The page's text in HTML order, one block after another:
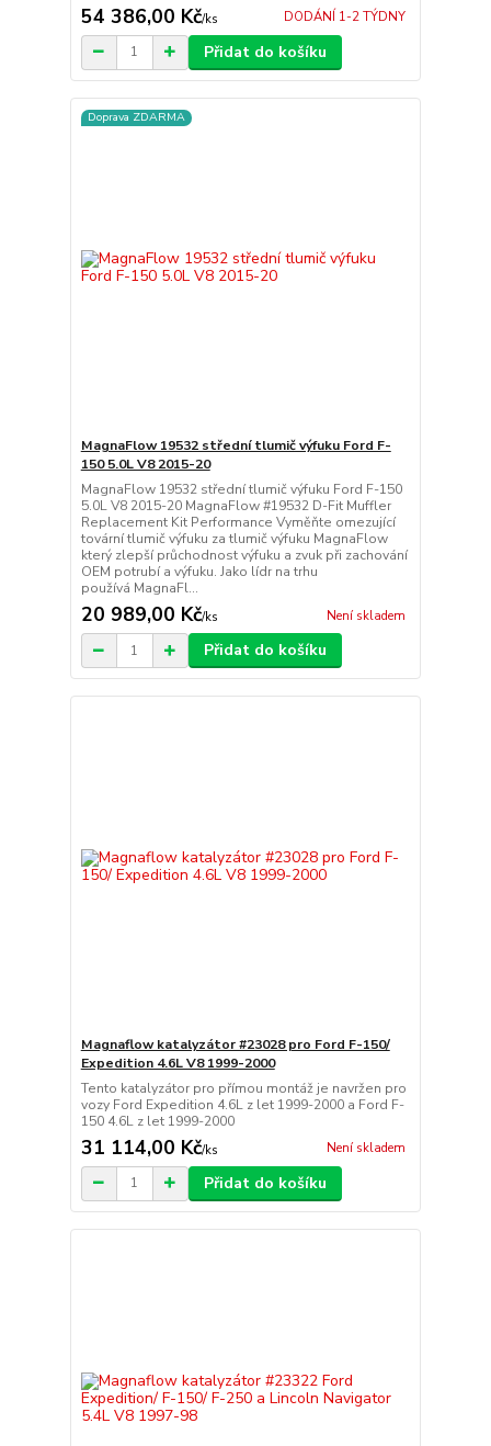
54 386,00 Kč/ks DODÁNÍ 1-2 TÝDNY
Přidat do košíku
Doprava ZDARMA
MagnaFlow 19532 střední tlumič výfuku Ford F-
150 5.0L V8 2015-20
MagnaFlow 19532 střední tlumič výfuku Ford F-150
5.0L V8 2015-20 MagnaFlow #19532 D-Fit Muffler
Replacement Kit Performance Vyměňte omezující
tovární tlumič výfuku za tlumič výfuku MagnaFlow
který zlepší průchodnost výfuku a zvuk při zachování
OEM potrubí a výfuku. Jako lídr na trhu
používá MagnaFl...
20 989,00 Kč/ks Není skladem
Přidat do košíku
Magnaflow katalyzátor #23028 pro Ford F-150/
Expedition 4.6L V8 1999-2000
Tento katalyzátor pro přímou montáž je navržen pro
vozy Ford Expedition 4.6L z let 1999-2000 a Ford F-
150 4.6L z let 1999-2000
31 114,00 Kč/ks Není skladem
Přidat do košíku